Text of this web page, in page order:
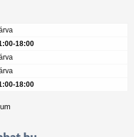
18:00
18:00